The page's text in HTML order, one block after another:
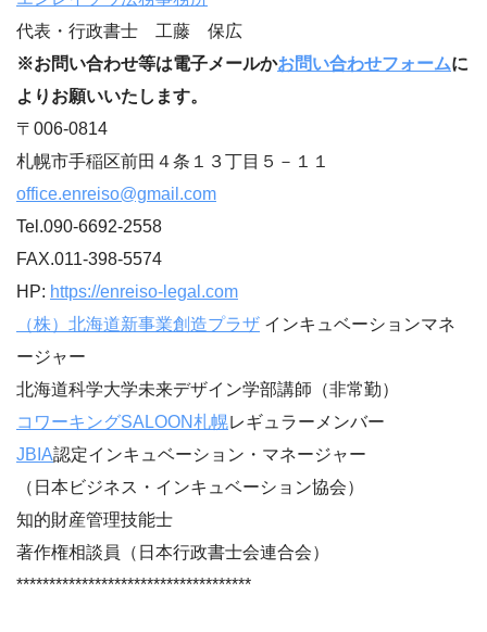
代表・行政書士 工藤 保広
※お問い合わせ等は電子メールかお問い合わせフォームに
よりお願いいたします。
〒006-0814
札幌市手稲区前田４条１３丁目５－１１
office.enreiso@gmail.com
Tel.090-6692-2558
FAX.011-398-5574
HP: https://enreiso-legal.com
（株）北海道新事業創造プラザ インキュベーションマネ
ージャー
北海道科学大学未来デザイン学部講師（非常勤）
コワーキングSALOON札幌レギュラーメンバー
JBIA認定インキュベーション・マネージャー
（日本ビジネス・インキュベーション協会）
知的財産管理技能士
著作権相談員（日本行政書士会連合会）
************************************